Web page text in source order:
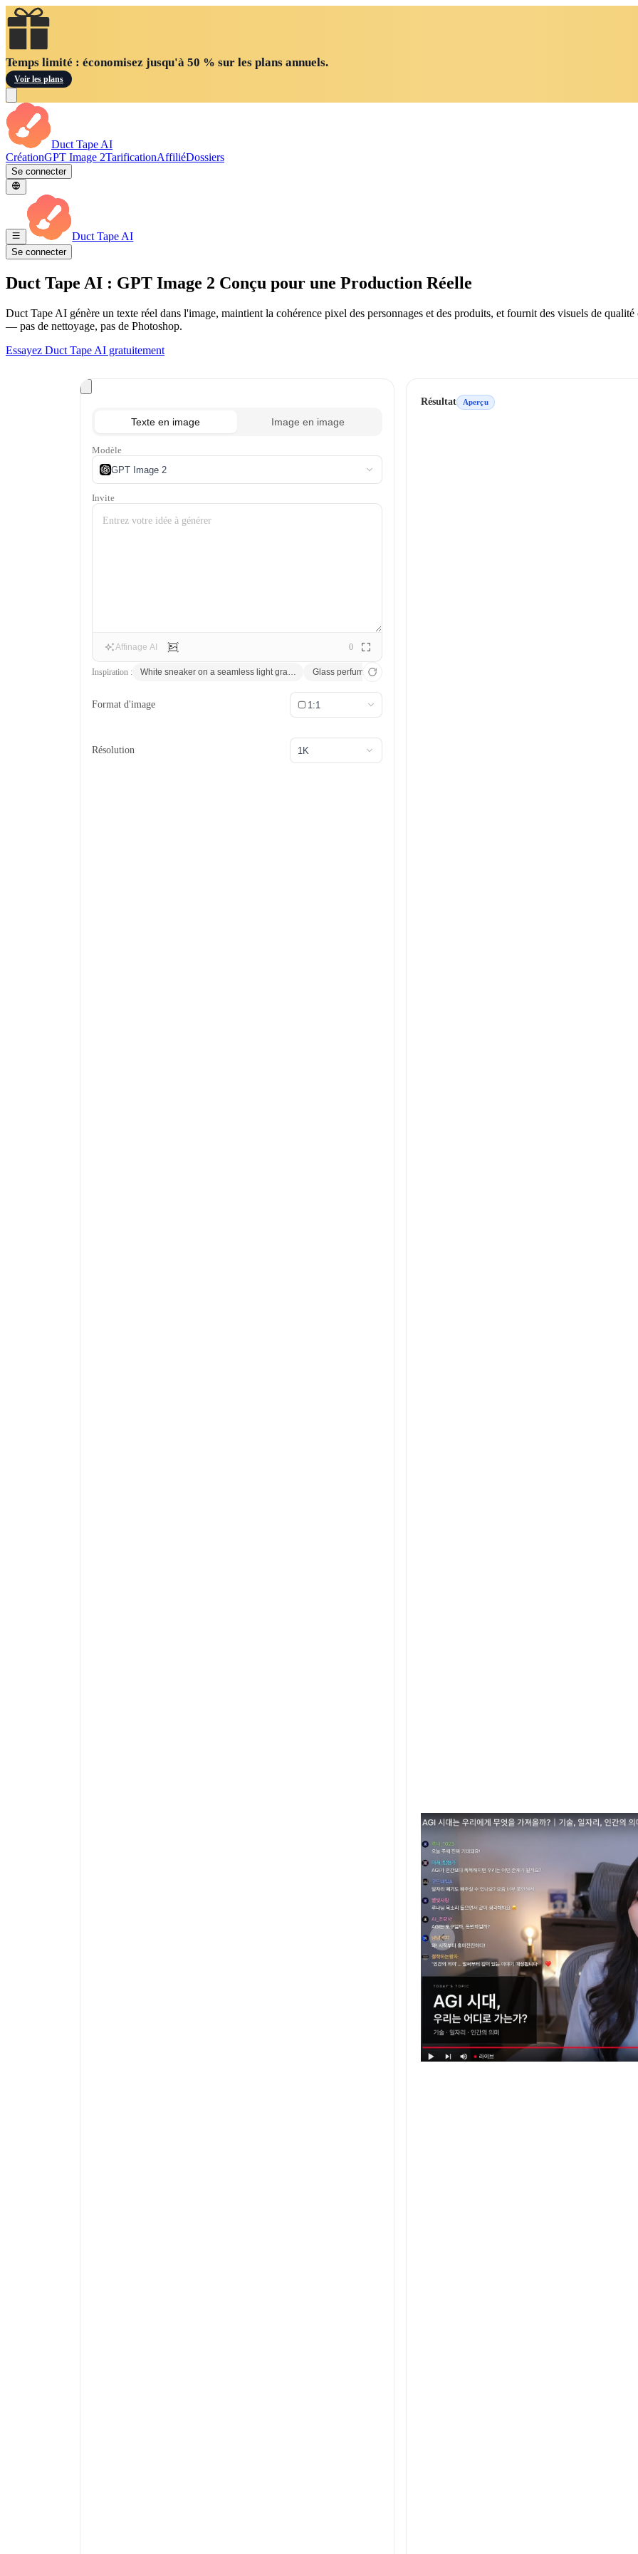
Temps limité : économisez jusqu'à 50 % sur les plans annuels.
Voir les plans
Duct Tape AI
CréationGPT Image 2TarificationAffiliéDossiers
Se connecter
Duct Tape AI
Se connecter
Duct Tape AI : GPT Image 2 Conçu pour une Production Réelle
Duct Tape AI génère un texte réel dans l'image, maintient la cohérence pixel des personnages et des produits, et fournit des visuels de
— pas de nettoyage, pas de Photoshop.
Essayez Duct Tape AI gratuitement
Texte en image Image en image
Modèle
GPT Image 2
Invite
Affinage AI 0
Inspiration : White sneaker on a seamless light gray backdrop, soft studio lighting, photorealistic product shot
Glass perfume bottle catching afternoon sunlight, marble surface, crisp shadows,
Format d'image 1:1
Résolution 1K
Résultat Aperçu